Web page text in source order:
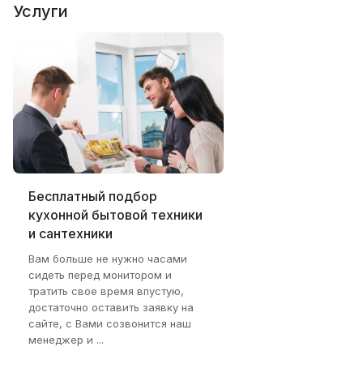
Услуги
Бесплатный подбор
кухонной бытовой техники
и сантехники
Вам больше не нужно часами
сидеть перед монитором и
тратить свое время впустую,
достаточно оставить заявку на
сайте, с Вами созвонится наш
менеджер и ...